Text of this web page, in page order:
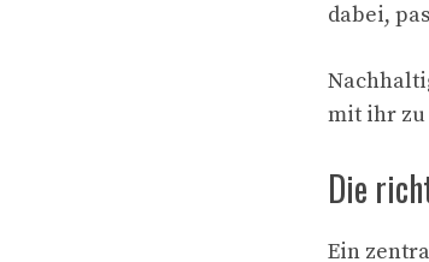
dabei,
mit ihr
Die
Ein